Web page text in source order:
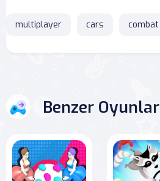
multiplayer cars combat
Benzer Oyunlar